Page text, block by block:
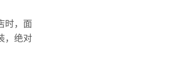
时，面
，绝对